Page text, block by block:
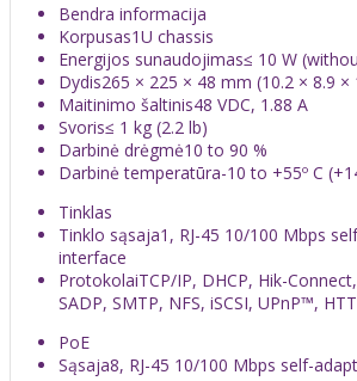
Bendra informacija
Korpusas1U chassis
Energijos sunaudojimas≤ 10 W
Dydis265 × 225 × 48 mm (10.2 × 8.9 ×
Maitinimo šaltinis48 VDC, 1.88 A
Svoris≤ 1 kg (2.2 lb)
Darbinė drėgmė10 to 90 %
Darbinė temperatūra-10 to +55º C
Tinklas
Tinklo sąsaja1, RJ-45 10/100 Mbps
interface
ProtokolaiTCP/IP, DHCP, Hik-
SADP, SMTP, NFS, iSCSI, UPnP™,
PoE
Sąsaja8, RJ-45 10/100 Mbps self-